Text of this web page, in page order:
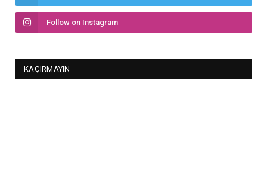
Follow on Instagram
KAÇIRMAYIN